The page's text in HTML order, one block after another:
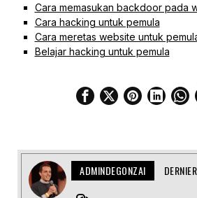
Cara memasukan backdoor pada
Cara hacking untuk pemula
Cara meretas website untuk
Belajar hacking untuk pemula
ADMINDEGONZAI